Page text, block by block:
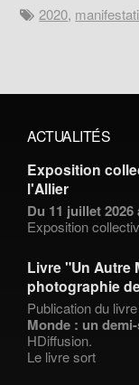
2020,
ACTUALITÉS
Exposition
l'Allier
Du 11 juillet
Exposition
Livre "Un Autre
photographie
Publication du
Monde : un
HDiffusion.
Le livre sort